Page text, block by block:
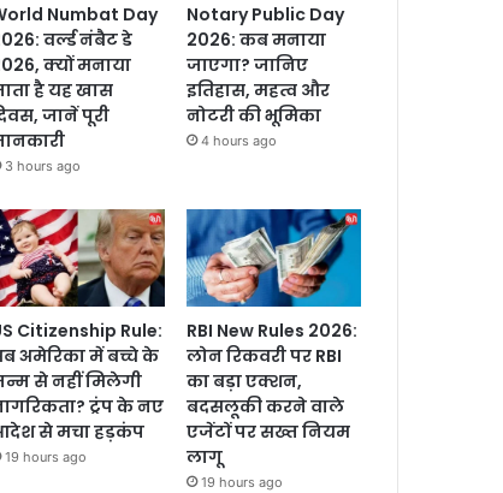
Numbat Day
वर्ल्ड नंबैट डे
क्यों मनाया
है यह खास
जानें पूरी
3 hours ago
Notary Public Day
2026: कब मनाया
जाएगा? जानिए
इतिहास, महत्व और
नोटरी की भूमिका
4 hours ago
Citizenship Rule:
अमेरिका में बच्चे के
से नहीं मिलेगी
ट्रंप के नए
से मचा हड़कंप
19 hours ago
RBI New Rules 2026:
लोन रिकवरी पर RBI
का बड़ा एक्शन,
बदसलूकी करने वाले
एजेंटों पर सख्त नियम
लागू
19 hours ago